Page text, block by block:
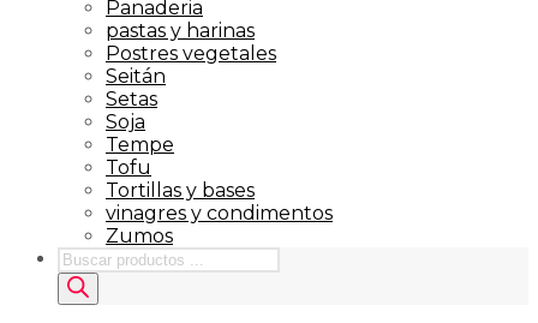
Panaderia
pastas y harinas
Postres vegetales
Seitán
Setas
Soja
Tempe
Tofu
Tortillas y bases
vinagres y condimentos
Zumos
Búsqueda
de
productos